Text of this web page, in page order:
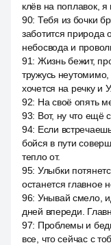
клёв на поплавок, я
90: Тебя из бочки
заботится природа
небосвода и
91: Жизнь бежит,
тружусь
хочется на речку и
92: На своё опять
93: Вот, ну что ещё
94: Если
бойся в пути
тепло от.
95: Улыбки
останется главное
96: Унывай смело,
дней впереди.
97: Проблемы и
все, что сейчас с